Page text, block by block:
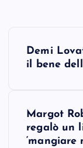
Demi
il bene
Margot
regalò un
‘mangiare